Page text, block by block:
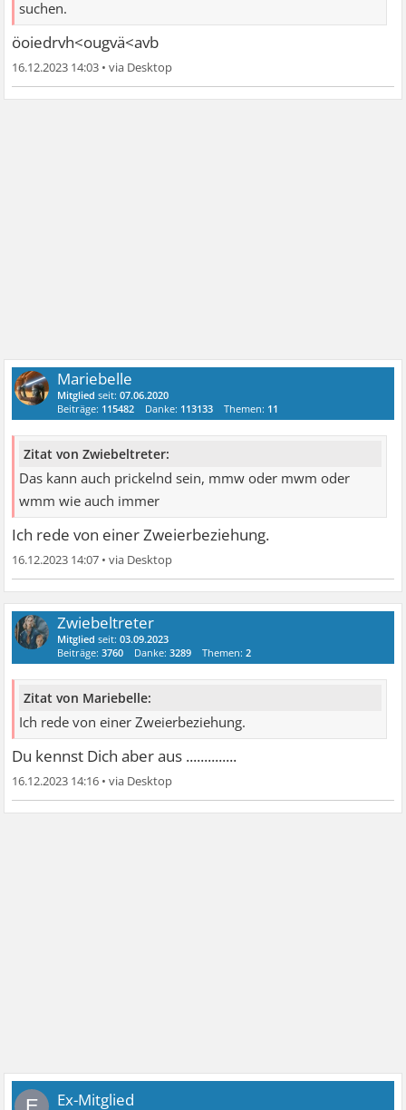
suchen.
öoiedrvh<ougvä<avb
16.12.2023 14:03 •
Mariebelle
Mitglied seit:07.06.2020
Beiträge: 115482 Danke: 113133 Themen: 11
Zitat von Zwiebeltreter:
Das kann auch prickelnd sein, mmw oder mwm oder
wmm wie auch immer
Ich rede von einer Zweierbeziehung.
16.12.2023 14:07 •
Zwiebeltreter
Mitglied seit:03.09.2023
Beiträge:3760 Danke:3289 Themen:2
Zitat von Mariebelle:
Ich rede von einer Zweierbeziehung.
Du kennst Dich aber aus ..............
16.12.2023 14:16 •
Ex-Mitglied